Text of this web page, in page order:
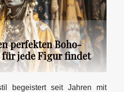
perfekten Boho-
jede Figur findet
begeistert seit Jahren mit